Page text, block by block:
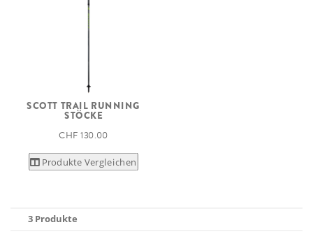
SCOTT TRAIL RUNNING
STÖCKE
CHF 130.00
Produkte Vergleichen
3 Produkte